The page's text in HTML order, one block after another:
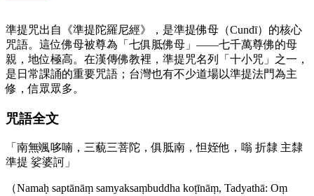
準提咒出自《準提陀羅尼經》，是準提佛母（Cundī）的核心
咒語。這位佛母被尊為「七俱胝佛母」——七千萬尊佛的母
親，地位極高。在漢傳佛教裡，準提咒名列「十小咒」之一，
是日常課誦的重要咒語；台灣也有不少道場以準提法門為主
修，信眾眾多。
咒語全文
「南無颯哆喃，三藐三菩陀，俱胝南，怛姪他，嗡 折隸 主隸
準提 娑婆訶」
（Namaḥ saptānāṃ samyaksaṃbuddha koṭīnāṃ, Tadyathā: Oṃ